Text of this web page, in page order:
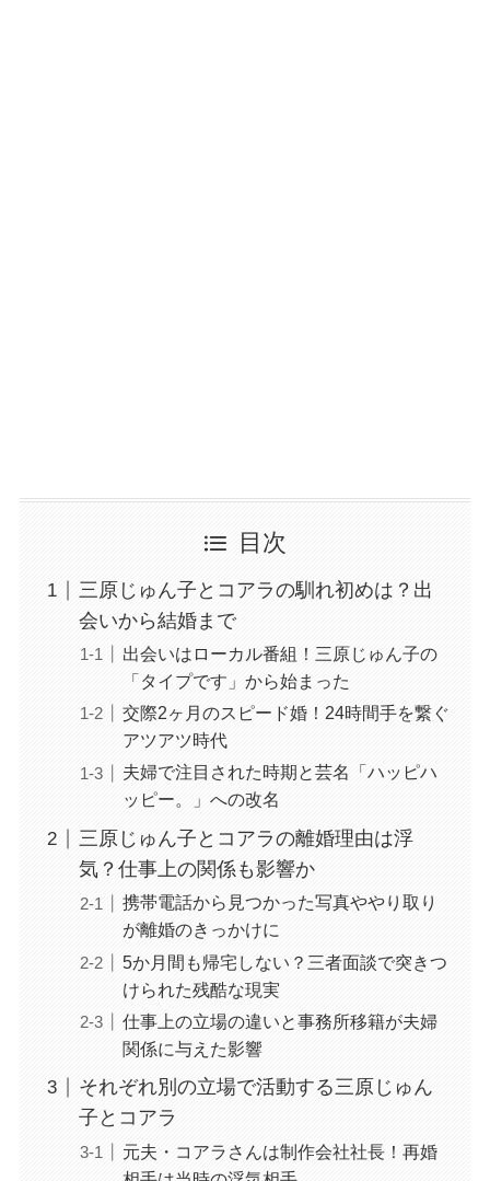
目次
三原じゅん子とコアラの馴れ初めは？出
会いから結婚まで
出会いはローカル番組！三原じゅん子の
「タイプです」から始まった
交際2ヶ月のスピード婚！24時間手を繋ぐ
アツアツ時代
夫婦で注目された時期と芸名「ハッピハ
ッピー。」への改名
三原じゅん子とコアラの離婚理由は浮
気？仕事上の関係も影響か
携帯電話から見つかった写真ややり取り
が離婚のきっかけに
5か月間も帰宅しない？三者面談で突きつ
けられた残酷な現実
仕事上の立場の違いと事務所移籍が夫婦
関係に与えた影響
それぞれ別の立場で活動する三原じゅん
子とコアラ
元夫・コアラさんは制作会社社長！再婚